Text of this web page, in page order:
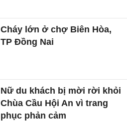
Cháy lớn ở chợ Biên Hòa,
TP Đồng Nai
Nữ du khách bị mời rời khỏi
Chùa Cầu Hội An vì trang
phục phản cảm